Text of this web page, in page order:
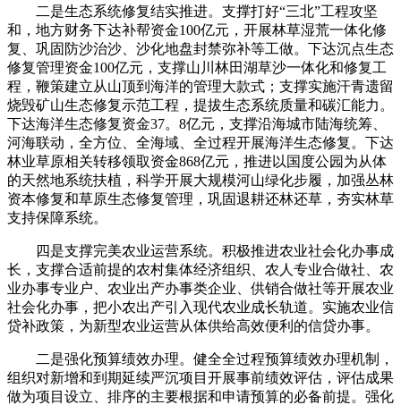
二是生态系统修复结实推进。支撑打好“三北”工程攻坚
和，地方财务下达补帮资金100亿元，开展林草湿荒一体化修
复、巩固防沙治沙、沙化地盘封禁弥补等工做。下达沉点生态
修复管理资金100亿元，支撑山川林田湖草沙一体化和修复工
程，鞭策建立从山顶到海洋的管理大款式；支撑实施汗青遗留
烧毁矿山生态修复示范工程，提拔生态系统质量和碳汇能力。
下达海洋生态修复资金37。8亿元，支撑沿海城市陆海统筹、
河海联动，全方位、全海域、全过程开展海洋生态修复。下达
林业草原相关转移领取资金868亿元，推进以国度公园为从体
的天然地系统扶植，科学开展大规模河山绿化步履，加强丛林
资本修复和草原生态修复管理，巩固退耕还林还草，夯实林草
支持保障系统。
四是支撑完美农业运营系统。积极推进农业社会化办事成
长，支撑合适前提的农村集体经济组织、农人专业合做社、农
业办事专业户、农业出产办事类企业、供销合做社等开展农业
社会化办事，把小农出产引入现代农业成长轨道。实施农业信
贷补政策，为新型农业运营从体供给高效便利的信贷办事。
二是强化预算绩效办理。健全全过程预算绩效办理机制，
组织对新增和到期延续严沉项目开展事前绩效评估，评估成果
做为项目设立、排序的主要根据和申请预算的必备前提。强化